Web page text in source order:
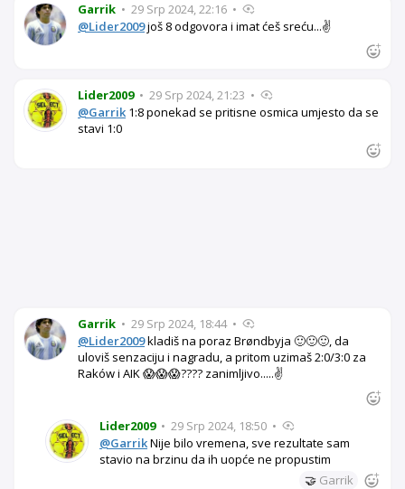
Garrik • 29 Srp 2024, 22:16 •
@Lider2009još 8 odgovora i imat ćeš sreću...✌️
Lider2009 • 29 Srp 2024, 21:23 •
@Garrik 1:8 ponekad se pritisne osmica umjesto da se
stavi 1:0
Garrik • 29 Srp 2024, 18:44 •
@Lider2009kladiš na poraz Brøndbyja 🙂🙂🙂, da
uloviš senzaciju i nagradu, a pritom uzimaš 2:0/3:0 za
Raków i AIK 😱😱😱???? zanimljivo.....✌️
Lider2009 • 29 Srp 2024, 18:50 •
@GarrikNije bilo vremena, sve rezultate sam
stavio na brzinu da ih uopće ne propustim
🤝 Garrik